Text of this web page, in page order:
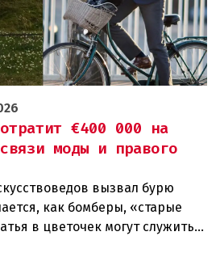
€400 000 на
моды и правого
вызвал бурю
как бомберы, «старые
в цветочек могут служить
Оппоненты требуют